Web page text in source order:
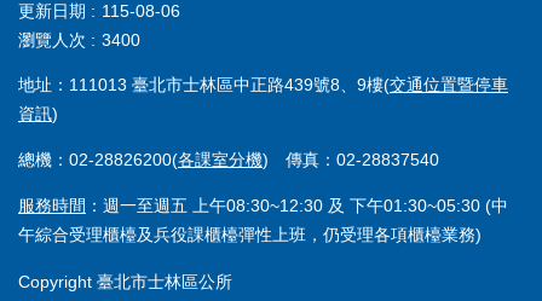
更新日期
115-08-06
瀏覽人次
3400
地址：111013 臺北市士林區中正路439號8、9樓(交通位置暨停車
資訊)
總機：02-28826200(各課室分機) 傳真：02-28837540
服務時間 ：週一至週五 上午08:30~12:30 及 下午01:30~05:30 (中
午綜合受理櫃檯及兵役課櫃檯彈性上班，仍受理各項櫃檯業務)
Copyright 臺北市士林區公所